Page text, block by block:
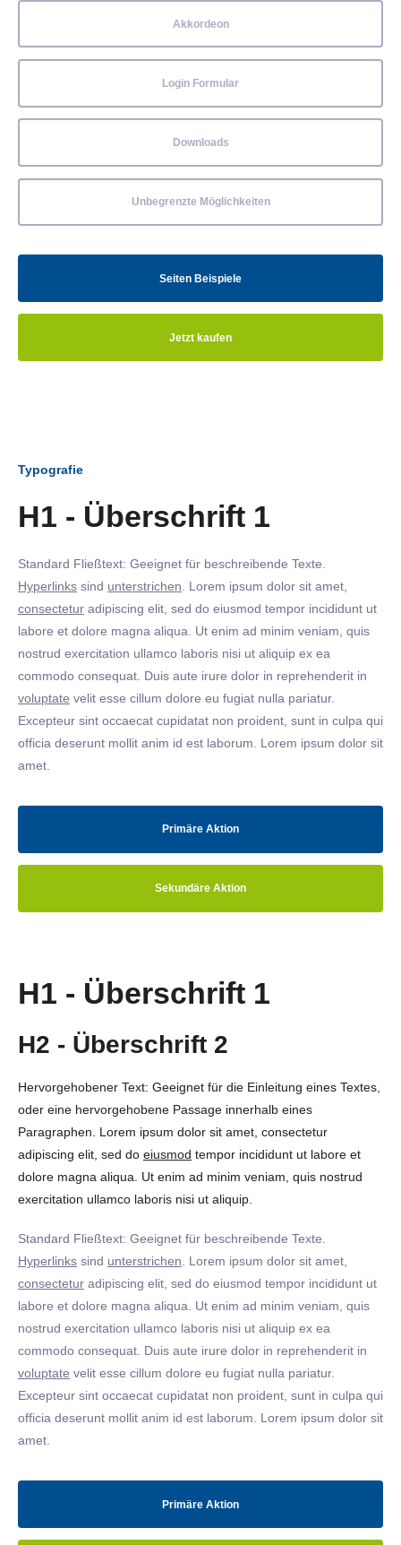
Akkordeon
Login Formular
Downloads
Unbegrenzte Möglichkeiten
Seiten Beispiele
Jetzt kaufen
Typografie
H1 - Überschrift 1
Standard Fließtext: Geeignet für beschreibende Texte.
Hyperlinks sind unterstrichen . Lorem ipsum dolor sit amet,
consectetur adipiscing elit, sed do eiusmod tempor incididunt ut
labore et dolore magna aliqua. Ut enim ad minim veniam, quis
nostrud exercitation ullamco laboris nisi ut aliquip ex ea
commodo consequat. Duis aute irure dolor in reprehenderit in
voluptate velit esse cillum dolore eu fugiat nulla pariatur.
Excepteur sint occaecat cupidatat non proident, sunt in culpa qui
officia deserunt mollit anim id est laborum. Lorem ipsum dolor sit
amet.
Primäre Aktion
Sekundäre Aktion
H1 - Überschrift 1
H2 - Überschrift 2
Hervorgehobener Text: Geeignet für die Einleitung eines Textes,
oder eine hervorgehobene Passage innerhalb eines
Paragraphen. Lorem ipsum dolor sit amet, consectetur
adipiscing elit, sed do eiusmod tempor incididunt ut labore et
dolore magna aliqua. Ut enim ad minim veniam, quis nostrud
exercitation ullamco laboris nisi ut aliquip.
Standard Fließtext: Geeignet für beschreibende Texte.
Hyperlinks sind unterstrichen . Lorem ipsum dolor sit amet,
consectetur adipiscing elit, sed do eiusmod tempor incididunt ut
labore et dolore magna aliqua. Ut enim ad minim veniam, quis
nostrud exercitation ullamco laboris nisi ut aliquip ex ea
commodo consequat. Duis aute irure dolor in reprehenderit in
voluptate velit esse cillum dolore eu fugiat nulla pariatur.
Excepteur sint occaecat cupidatat non proident, sunt in culpa qui
officia deserunt mollit anim id est laborum. Lorem ipsum dolor sit
amet.
Primäre Aktion